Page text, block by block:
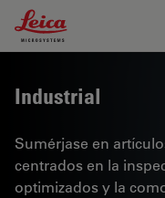
Leica Microsystems
Industrial
Sumérjase en
centrados en la
optimizados y la